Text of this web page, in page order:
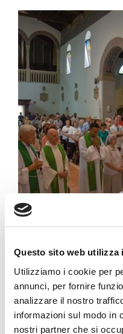
Questo sito web utilizza
Utilizziamo i cookie per
annunci, per fornire
analizzare il nostro
informazioni sul modo in
nostri partner che si